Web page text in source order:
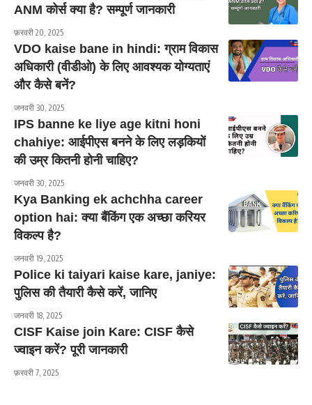
ANM कोर्स क्या है? सम्पूर्ण जानकारी
फ़रवरी 20, 2025
VDO kaise bane in hindi: ग्राम विकास
अधिकारी (वीडीओ) के लिए आवश्यक योग्यताएं
और कैसे बनें?
जनवरी 30, 2025
IPS banne ke liye age kitni honi
chahiye: आईपीएस बनने के लिए लड़कियों
की उम्र कितनी होनी चाहिए?
जनवरी 30, 2025
Kya Banking ek achchha career
option hai: क्या बैंकिंग एक अच्छा करियर
विकल्प है?
जनवरी 19, 2025
Police ki taiyari kaise kare, janiye:
पुलिस की तैयारी कैसे करें, जानिए
जनवरी 18, 2025
CISF Kaise join Kare: CISF कैसे
ज्वाइन करें? पूरी जानकारी
फ़रवरी 7, 2025